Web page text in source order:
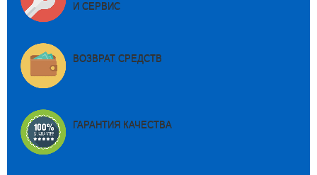
И СЕРВИС
ВОЗВРАТ СРЕДСТВ
ГАРАНТИЯ КАЧЕСТВА